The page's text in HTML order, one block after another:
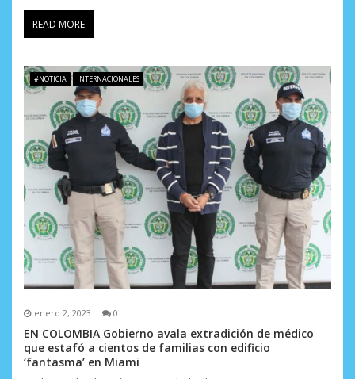
READ MORE
#NOTICIA INTERNACIONALES
enero 2, 2023 0
EN COLOMBIA Gobierno avala extradición de médico
que estafó a cientos de familias con edificio
‘fantasma’ en Miami